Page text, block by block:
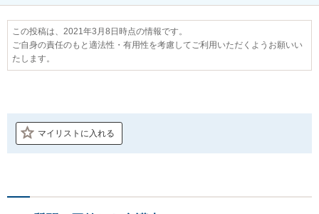
この投稿は、2021年3月8日時点の情報です。
ご自身の責任のもと適法性・有用性を考慮してご利用いただくようお願いい
たします。
マイリストに入れる